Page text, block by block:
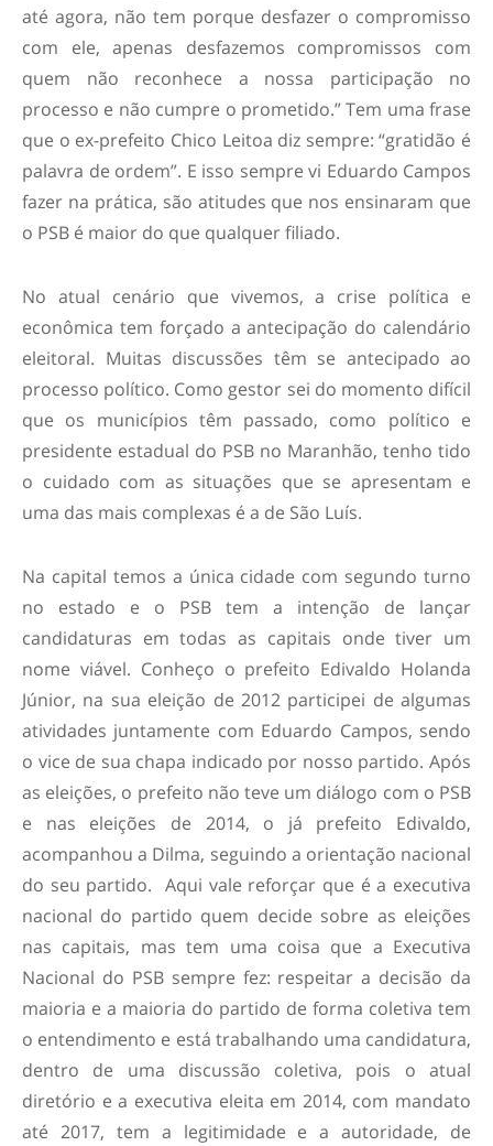
até agora, não tem porque desfazer o compromisso
com ele, apenas desfazemos compromissos com
quem não reconhece a nossa participação no
processo e não cumpre o prometido.” Tem uma frase
que o ex-prefeito Chico Leitoa diz sempre: “gratidão é
palavra de ordem”. E isso sempre vi Eduardo Campos
fazer na prática, são atitudes que nos ensinaram que
o PSB é maior do que qualquer filiado.
No atual cenário que vivemos, a crise política e
econômica tem forçado a antecipação do calendário
eleitoral. Muitas discussões têm se antecipado ao
processo político. Como gestor sei do momento difícil
que os municípios têm passado, como político e
presidente estadual do PSB no Maranhão, tenho tido
o cuidado com as situações que se apresentam e
uma das mais complexas é a de São Luís.
Na capital temos a única cidade com segundo turno
no estado e o PSB tem a intenção de lançar
candidaturas em todas as capitais onde tiver um
nome viável. Conheço o prefeito Edivaldo Holanda
Júnior, na sua eleição de 2012 participei de algumas
atividades juntamente com Eduardo Campos, sendo
o vice de sua chapa indicado por nosso partido. Após
as eleições, o prefeito não teve um diálogo com o PSB
e nas eleições de 2014, o já prefeito Edivaldo,
acompanhou a Dilma, seguindo a orientação nacional
do seu partido. Aqui vale reforçar que é a executiva
nacional do partido quem decide sobre as eleições
nas capitais, mas tem uma coisa que a Executiva
Nacional do PSB sempre fez: respeitar a decisão da
maioria e a maioria do partido de forma coletiva tem
o entendimento e está trabalhando uma candidatura,
dentro de uma discussão coletiva, pois o atual
diretório e a executiva eleita em 2014, com mandato
até 2017, tem a legitimidade e a autoridade, de